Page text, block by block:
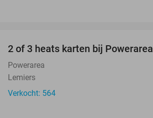
2 of 3 heats karten bij Powerarea
Powerarea
Lemiers
Verkocht: 564